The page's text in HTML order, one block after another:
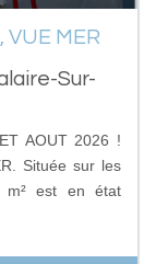
VUE MER
Sur-
AOUT 2026 !
Située sur les
m² est en état